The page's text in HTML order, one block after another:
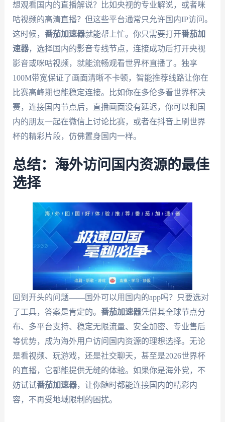
想观看国内的直播解说？比如央视的专业解说，或者咪
咕视频的高清直播？但这些平台通常只允许国内IP访问。
这时候， 番茄加速器就能帮上忙。你只需要打开番茄加
速器，选择国内的影音专线节点，连接成功后打开央视
影音或咪咕视频，就能流畅观看世界杯直播了。独享
100M带宽保证了画面清晰不卡顿，智能推荐线路让你在
比赛高峰期也能稳定连接。比如你在多伦多看世界杯决
赛，连接国内节点后，直播画面没有延迟，你可以和国
内的朋友一起在微信上讨论比赛，或者在抖音上刷世界
杯的精彩片段，仿佛置身国内一样。
总结：海外访问国内资源的最佳
选择
回到开头的问题——国外可以用国内的app吗？只要选对
了工具，答案是肯定的。 番茄加速器凭借其全球节点分
布、多平台支持、稳定无限流量、安全加密、专业售后
等优势，成为海外用户访问国内资源的理想选择。无论
是看视频、玩游戏，还是社交聊天，甚至是2026世界杯
的直播，它都能提供无缝的体验。如果你是海外党，不
妨试试番茄加速器，让你随时都能连接国内的精彩内
容，不再受地域限制的困扰。